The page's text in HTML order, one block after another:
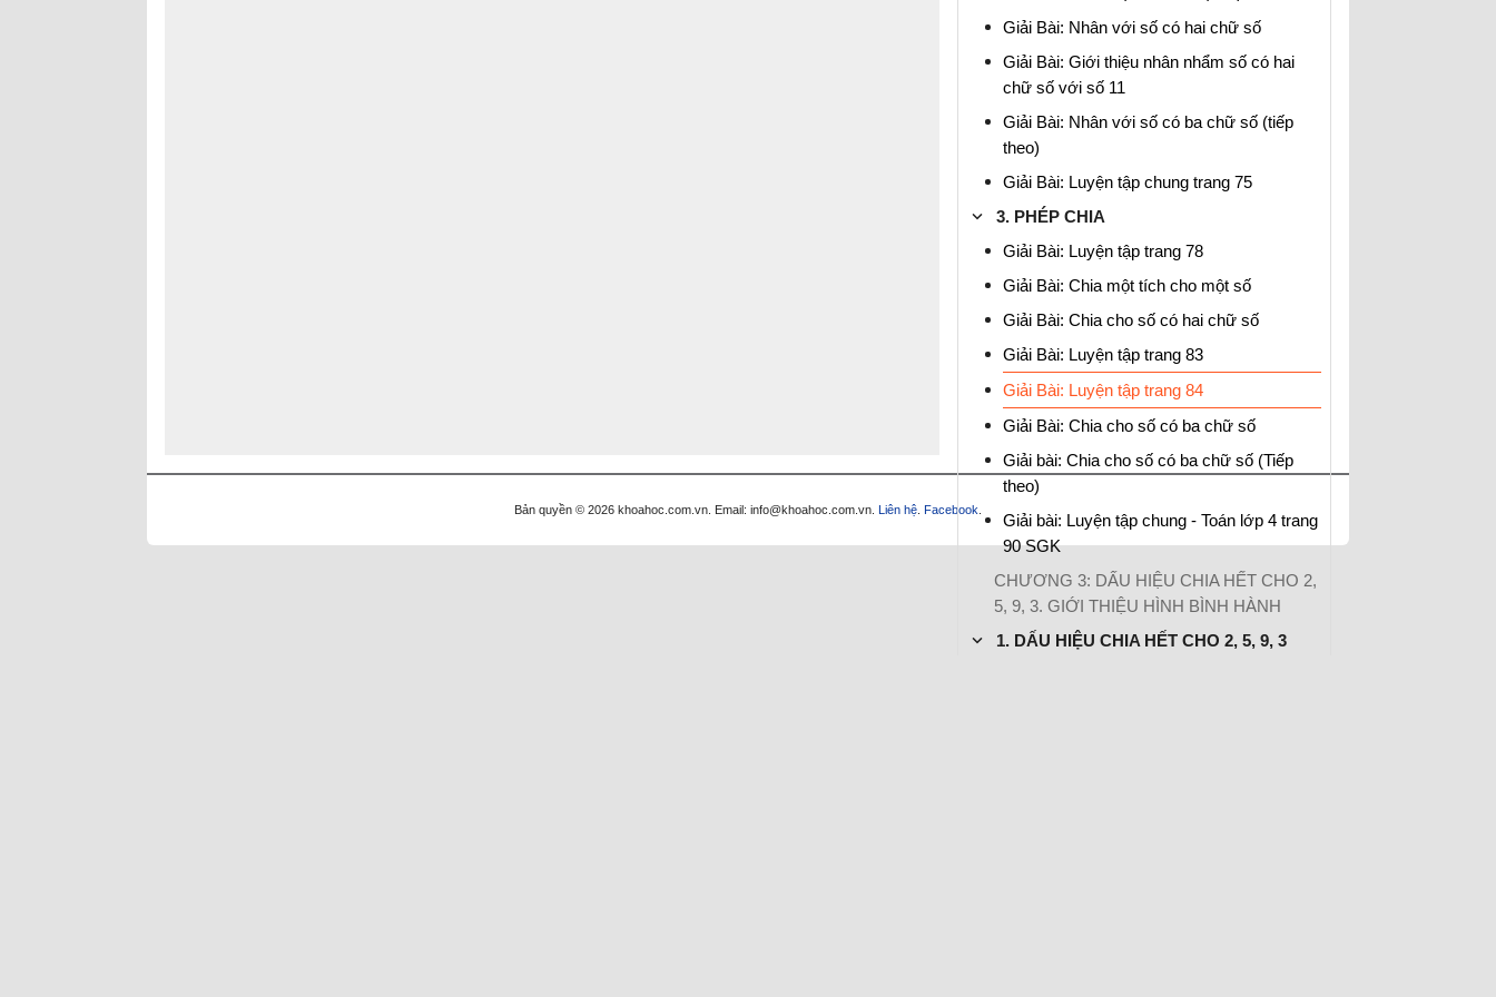
Giải Bài: Nhân với số có hai chữ số
Giải Bài: Giới thiệu nhân nhẩm số có hai
chữ số với số 11
Giải Bài: Nhân với số có ba chữ số (tiếp
theo)
Giải Bài: Luyện tập chung trang 75
3. PHÉP CHIA
Giải Bài: Luyện tập trang 78
Giải Bài: Chia một tích cho một số
Giải Bài: Chia cho số có hai chữ số
Giải Bài: Luyện tập trang 83
Giải Bài: Luyện tập trang 84
Giải Bài: Chia cho số có ba chữ số
Giải bài: Chia cho số có ba chữ số (Tiếp
theo)
Giải bài: Luyện tập chung - Toán lớp 4 trang
90 SGK
CHƯƠNG 3: DẤU HIỆU CHIA HẾT CHO 2,
5, 9, 3. GIỚI THIỆU HÌNH BÌNH HÀNH
1. DẤU HIỆU CHIA HẾT CHO 2, 5, 9, 3
Bản quyền © 2026 khoahoc.com.vn. Email: info@khoahoc.com.vn Liên hệ Facebook